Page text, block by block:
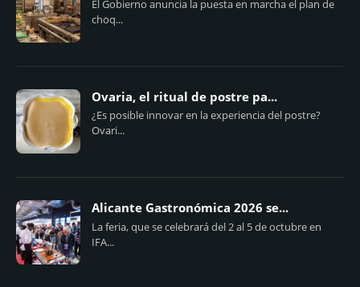
El Gobierno anuncia la puesta en marcha el plan de
choq...
Ovaria, el ritual de postre pa...
¿Es posible innovar en la experiencia del postre?
Ovari...
Alicante Gastronómica 2026 se...
La feria, que se celebrará del 2 al 5 de octubre en
IFA...